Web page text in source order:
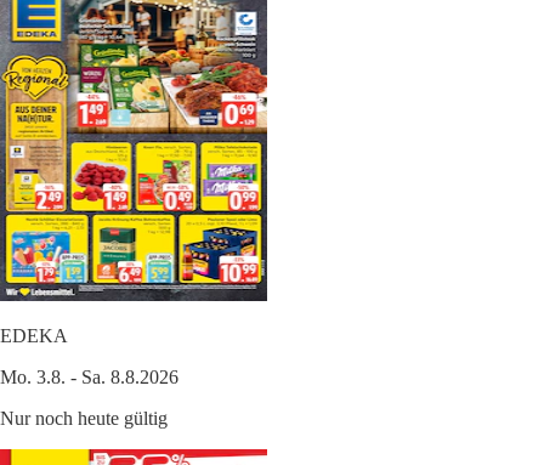
EDEKA
Mo. 3.8. - Sa. 8.8.2026
Nur noch heute gültig